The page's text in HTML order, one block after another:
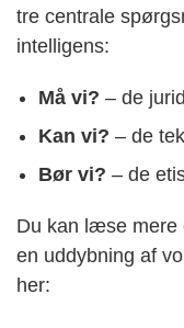
tre centrale
intelligens:
Må vi? – de
Kan vi? – de
Bør vi? – de
Du kan læse mere
en uddybning af
her: